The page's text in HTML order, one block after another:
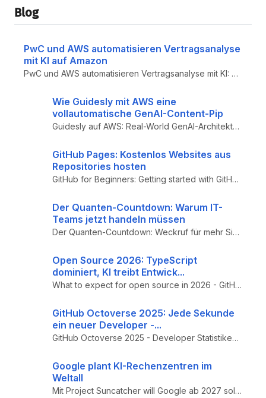
Blog
PwC und AWS automatisieren Vertragsanalyse
mit KI auf Amazon
PwC und AWS automatisieren Vertragsanalyse mit KI: Serverlose AI-Annotation-Architektur auf Amazon Bedrock für Legal- un...
Wie Guidesly mit AWS eine
vollautomatische GenAI-Content-Pip
Guidesly auf AWS: Real-World GenAI-Architektur für automatische Content-Generierung – AWS Bedrock, SageMaker, Lambda, St...
GitHub Pages: Kostenlos Websites aus
Repositories hosten
GitHub for Beginners: Getting started with GitHub Pages – Praktischer Einsteiger-Guide zu GitHub Pages: Deployment aus B...
Der Quanten-Countdown: Warum IT-
Teams jetzt handeln müssen
Der Quanten-Countdown: Weckruf für mehr Sicherheit – Q-Day, Post-Quanten-Kryptografie (PQC), CRYSTALS-Kyber, ML-KEM und ...
Open Source 2026: TypeScript
dominiert, KI treibt Entwick...
What to expect for open source in 2026 - GitHub Blog Artikel über Open-Source-Trends und Entwicklungen für 2026
GitHub Octoverse 2025: Jede Sekunde
ein neuer Developer -...
GitHub Octoverse 2025 - Developer Statistiken & AI-Trends Report: Jede Sekunde tritt ein neuer Developer bei, TypeScript...
Google plant KI-Rechenzentren im
Weltall
Mit Project Suncatcher will Google ab 2027 solargetriebene KI-Rechenzentren in den Orbit bringen. Was steckt hinter dem ...